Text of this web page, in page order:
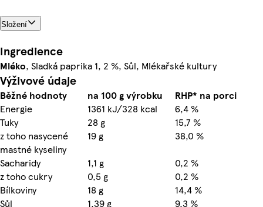
Složení
Ingredience
Mléko, Sladká paprika 1, 2 %, Sůl, Mlékařské kultury
Výživové údaje
Běžné hodnoty na 100 g výrobku
RHP* na porci
Energie
1361 kJ/328 kcal
6,4 %
Tuky
28 g
15,7 %
z toho nasycené
mastné kyseliny
19 g
38,0 %
Sacharidy
1,1 g
0,2 %
z toho cukry
0,5 g
0,2 %
Bílkoviny
18 g
14,4 %
Sůl
1,39 g
9,3 %